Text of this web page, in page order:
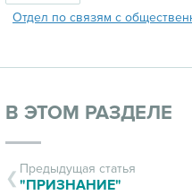
Отдел по связям с
В ЭТОМ РАЗДЕЛЕ
Предыдущая статья
"ПРИЗНАНИЕ"